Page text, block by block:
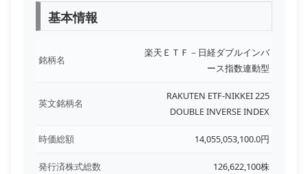
基本情報
銘柄名
楽天ＥＴＦ－日経ダブルインバ
ース指数連動型
英文銘柄名
RAKUTEN ETF-NIKKEI 225
DOUBLE INVERSE INDEX
時価総額 14,055,053,100.0円
発行済株式総数 126,622,100株